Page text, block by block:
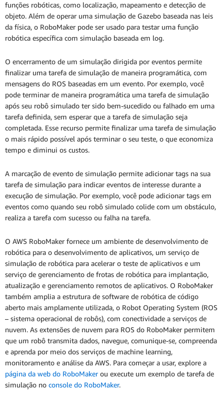
funções robóticas, como localização, mapeamento e detecção de
objeto. Além de operar uma simulação de Gazebo baseada nas leis
da física, o RoboMaker pode ser usado para testar uma função
robótica específica com simulação baseada em log.
O encerramento de um simulação dirigida por eventos permite
finalizar uma tarefa de simulação de maneira programática, com
mensagens do ROS baseadas em um evento. Por exemplo, você
pode terminar de maneira programática uma tarefa de simulação
após seu robô simulado ter sido bem-sucedido ou falhado em uma
tarefa definida, sem esperar que a tarefa de simulação seja
completada. Esse recurso permite finalizar uma tarefa de simulação
o mais rápido possível após terminar o seu teste, o que economiza
tempo e diminui os custos.
A marcação de evento de simulação permite adicionar tags na sua
tarefa de simulação para indicar eventos de interesse durante a
execução de simulação. Por exemplo, você pode adicionar tags em
eventos como quando seu robô simulado colide com um obstáculo,
realiza a tarefa com sucesso ou falha na tarefa.
O AWS RoboMaker fornece um ambiente de desenvolvimento de
robótica para o desenvolvimento de aplicativos, um serviço de
simulação de robótica para acelerar o teste de aplicativos e um
serviço de gerenciamento de frotas de robótica para implantação,
atualização e gerenciamento remotos de aplicativos. O RoboMaker
também amplia a estrutura de software de robótica de código
aberto mais amplamente utilizada, o Robot Operating System (ROS
– sistema operacional de robôs), com conectividade a serviços de
nuvem. As extensões de nuvem para ROS do RoboMaker permitem
que um robô transmita dados, navegue, comunique-se, compreenda
e aprenda por meio dos serviços de machine learning,
monitoramento e análise da AWS. Para começar a usar, explore a
página da web do RoboMakerou execute um exemplo de tarefa de
simulação no console do RoboMaker.